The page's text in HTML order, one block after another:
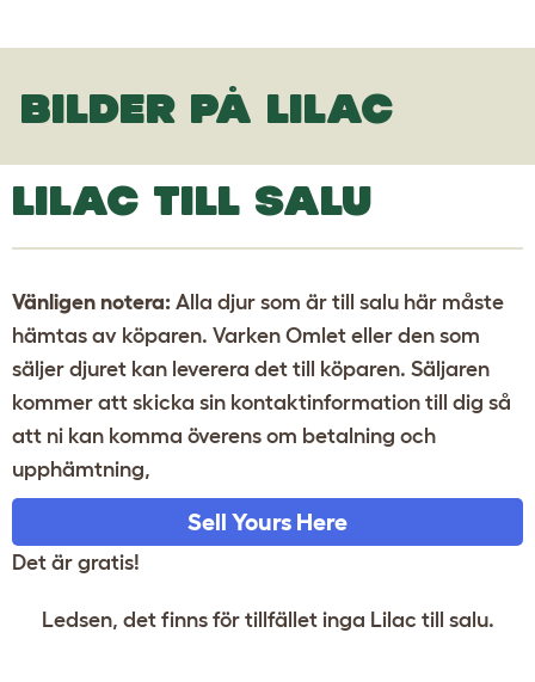
BILDER PÅ LILAC
LILAC TILL SALU
Vänligen notera: Alla djur som är till salu här måste
hämtas av köparen. Varken Omlet eller den som
säljer djuret kan leverera det till köparen. Säljaren
kommer att skicka sin kontaktinformation till dig så
att ni kan komma överens om betalning och
upphämtning,
Sell Yours Here
Det är gratis!
Ledsen, det finns för tillfället inga Lilac till salu.